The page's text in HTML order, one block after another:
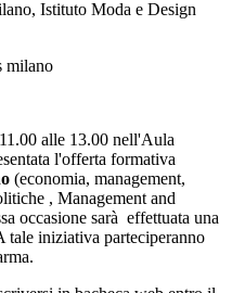
Istituto Moda e Design
milano
alle 13.00 nell'Aula
l'offerta formativa
(economia, management,
, Management and
occasione sarà effettuata una
tale iniziativa parteciperanno